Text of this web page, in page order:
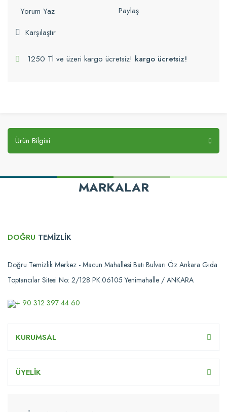
Yorum Yaz
Paylaş
Karşılaştır
1250 Tl ve üzeri kargo ücretsiz! kargo ücretsiz!
Ürün Bilgisi
MARKALAR
DOĞRU TEMİZLİK
Doğru Temizlik Merkez - Macun Mahallesi Batı Bulvarı Öz Ankara Gıda
Toptancılar Sitesi No: 2/128 PK.06105 Yenimahalle / ANKARA
+ 90 312 397 44 60
KURUMSAL
ÜYELİK